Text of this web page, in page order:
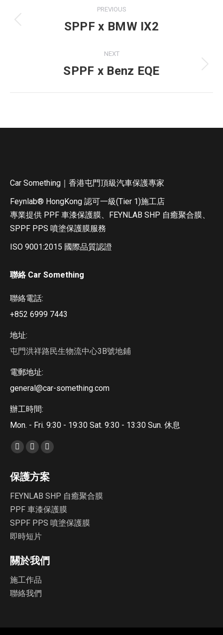
Project
PREVIOUS
Previous
SPPF x BMW IX2
NEXT
Next
SPPF x Benz EQE
Car Something｜香港屯門頂級汽車保護專家
Feynlab®️ HongKong 認可一級(Tier 1)施工店
專業提供 PPF 車漆保護膜、FEYNLAB SHP 自癒聚合膜、
SPPF PPS 噴塗保護膜服務
ISO 9001:2015 國際品質認證
聯絡 Car Something
聯絡電話:
+852 6999 7443
地址:
屯門洪祥路民生物流中心3B號地鋪
電郵地址:
general@car-something.com
辦工時間:
Mon. - Fri. 9:30 - 19:30 Sat. 9:30 - 13:30 Sun. 休息
Find us on:
Facebook
opens
in
new
YouTube
opens
in
new
window
Instagram
opens
in
new
window
保護方案
FEYNLAB SHP 自癒聚合膜
PPF 車漆保護膜
SPPF PPS 噴塗保護膜
即時短片
關於我們
施工作品
聯絡我們